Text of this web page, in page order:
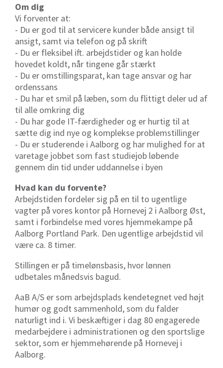
Om dig
Vi forventer at:
- Du er god til at servicere kunder både ansigt til
ansigt, samt via telefon og på skrift
- Du er fleksibel ift. arbejdstider og kan holde
hovedet koldt, når tingene går stærkt
- Du er omstillingsparat, kan tage ansvar og har
ordenssans
- Du har et smil på læben, som du flittigt deler ud af
til alle omkring dig
- Du har gode IT-færdigheder og er hurtig til at
sætte dig ind nye og komplekse problemstillinger
- Du er studerende i Aalborg og har mulighed for at
varetage jobbet som fast studiejob løbende
gennem din tid under uddannelse i byen
Hvad kan du forvente?
Arbejdstiden fordeler sig på en til to ugentlige
vagter på vores kontor på Hornevej 2 i Aalborg Øst,
samt i forbindelse med vores hjemmekampe på
Aalborg Portland Park. Den ugentlige arbejdstid vil
være ca. 8 timer.
Stillingen er på timelønsbasis, hvor lønnen
udbetales månedsvis bagud.
AaB A/S er som arbejdsplads kendetegnet ved højt
humør og godt sammenhold, som du falder
naturligt ind i. Vi beskæftiger i dag 80 engagerede
medarbejdere i administrationen og den sportslige
sektor, som er hjemmehørende på Hornevej i
Aalborg.